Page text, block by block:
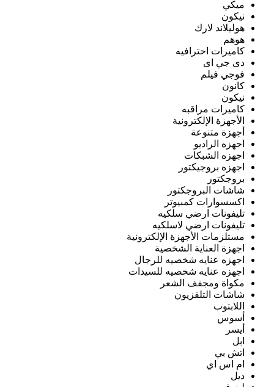
ميكي
نيكون
هوليلاند لارك
هوهم
كاميرات احترافيه
دى جي اى
فوجي فيلم
كانون
نيكون
كاميرات مراقبه
الأجهزة الإلكترونية
أجهزة متنوعة
اجهزه الراديو
اجهزه الشبكات
اجهزه بروجيكتور
بروجكتور
شاشات البروجكتور
اكسسوارات كمبيوتر
تليفونات ارضي سلكيه
تليفونات ارضي لاسلكيه
مستلزمات الأجهزة الإلكترونية
اجهزة العناية الشخصية
اجهزه عنايه شخصيه للرجال
اجهزه عنايه شخصيه للسيدات
مكواة ومجفف الشعر
شاشات التلفزيون
اللابتوب
أسوس
أيسر
ابل
اتش بي
ام اس اي
ديل